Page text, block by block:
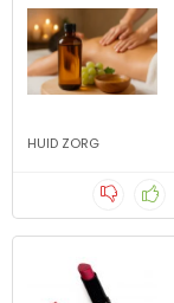
HUID ZORG